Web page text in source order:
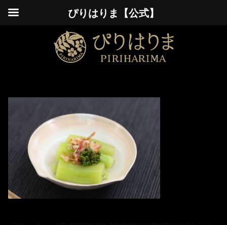
ぴりはりま【公式】